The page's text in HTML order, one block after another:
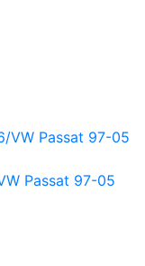
Passat 97-05